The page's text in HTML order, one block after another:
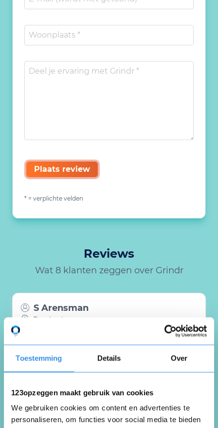
Toestemming Details Over
123opzeggen maakt gebruik van cookies
We gebruiken cookies om content en advertenties te
personaliseren, om functies voor social media te bieden
Plaats review
* = verplichte velden
Reviews
Wat 8 klanten zeggen over Grindr
S Arensman
Dordrecht
0
Nuttig
(0 like) Deel